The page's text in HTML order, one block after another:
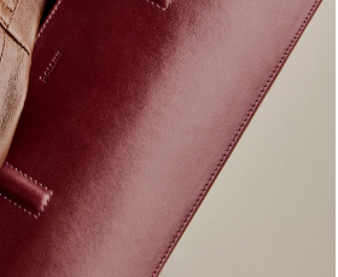
- the new Pollini Lady Bag is ...